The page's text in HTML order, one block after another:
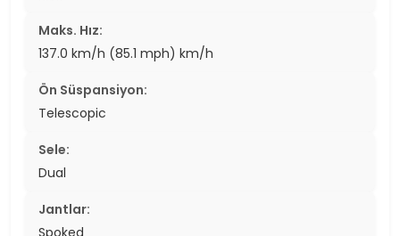
Maks. Hız:
137.0 km/h (85.1 mph) km/h
Ön Süspansiyon:
Telescopic
Sele:
Dual
Jantlar:
Spoked